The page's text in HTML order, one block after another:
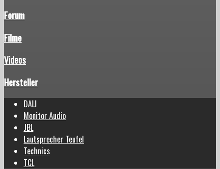
Forum
Filme
Videos
Hersteller
DALI
Monitor Audio
JBL
Lautsprecher Teufel
Technics
TCL